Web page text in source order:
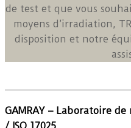
de test et que vous
moyens d’irradiation,
disposition et notre
GAMRAY – Laboratoire